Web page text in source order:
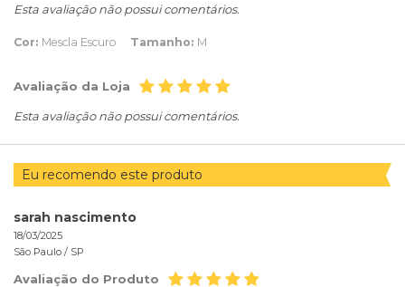
Esta avaliação não possui comentários.
Cor: Mescla Escuro Tamanho: M
Avaliação da Loja
Esta avaliação não possui comentários.
Eu recomendo este produto
sarah nascimento
18/03/2025
São Paulo / SP
Avaliação do Produto